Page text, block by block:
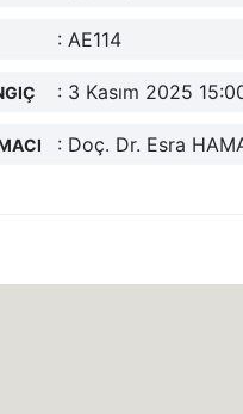
: AE114
: 3 Kasım 2025
: Doç. Dr. Esra